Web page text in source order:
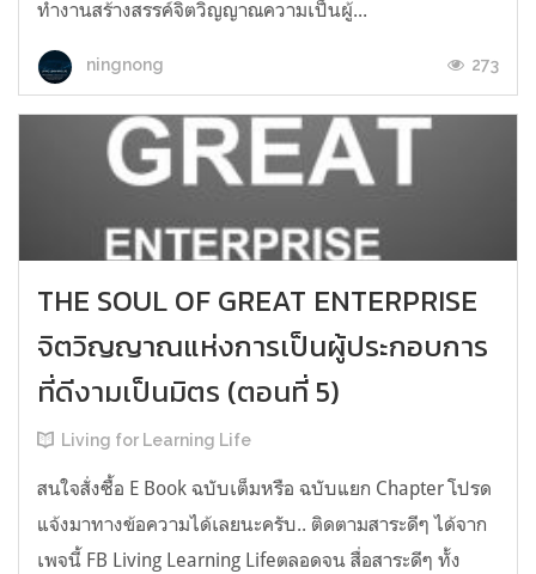
ทำงานสร้างสรรค์จิตวิญญาณความเป็นผู้...
ningnong 273
THE SOUL OF GREAT ENTERPRISE
จิตวิญญาณแห่งการเป็นผู้ประกอบการ
ที่ดีงามเป็นมิตร (ตอนที่ 5)
Living for Learning Life
สนใจสั่งซื้อ E Book ฉบับเต็มหรือ ฉบับแยก Chapter โปรด
แจ้งมาทางข้อความได้เลยนะครับ.. ติดตามสาระดีๆ​ ได้จาก
เพจนี้​ FB Living Learning Lifeตลอดจน​ สื่อสาระดีๆ​ ทั้ง